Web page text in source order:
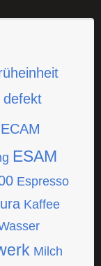
defekt
ECAM
ESAM
Espresso
Kaffee
Milch